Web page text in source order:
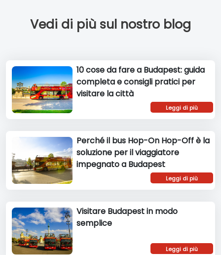
Vedi di più sul nostro blog
10 cose da fare a Budapest: guida
completa e consigli pratici per
visitare la città
Leggi di più
Perché il bus Hop-On Hop-Off è la
soluzione per il viaggiatore
impegnato a Budapest
Leggi di più
Visitare Budapest in modo
semplice
Leggi di più